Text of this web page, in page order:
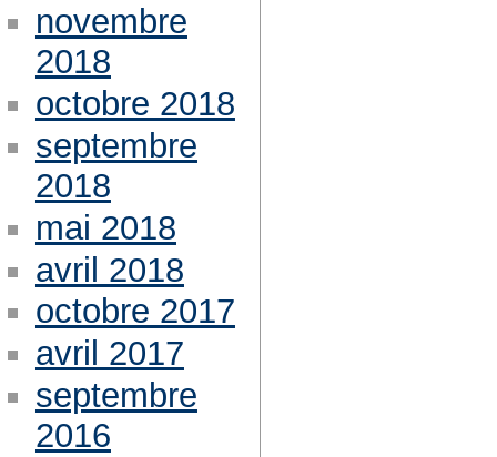
novembre
2018
octobre 2018
septembre
2018
mai 2018
avril 2018
octobre 2017
avril 2017
septembre
2016